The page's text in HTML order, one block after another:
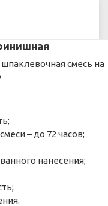
шпаклевочная смесь на
– до 72 часов;
нанесения;
товара могут быть
товара могут
уточняйте